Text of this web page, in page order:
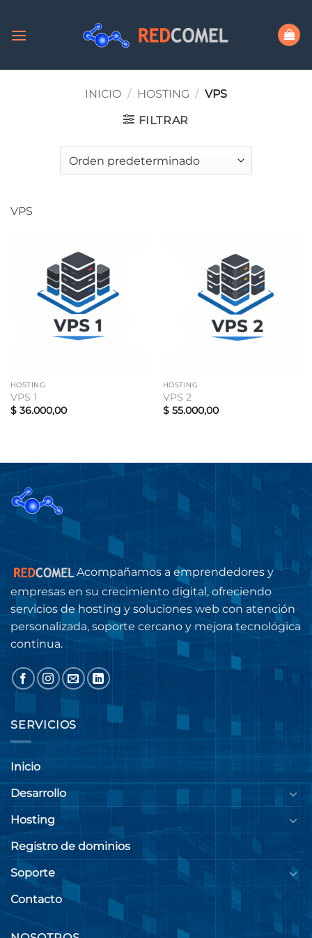
contenido
INICIO / HOSTING / VPS
FILTRAR
VPS
HOSTING
VPS 1
$36.000,00
HOSTING
VPS 2
$55.000,00
Acompañamos a emprendedores y
empresas en su crecimiento digital, ofreciendo
servicios de hosting y soluciones web con atención
personalizada, soporte cercano y mejora tecnológica
continua.
SERVICIOS
Inicio
Desarrollo
Hosting
Registro de dominios
Soporte
Contacto